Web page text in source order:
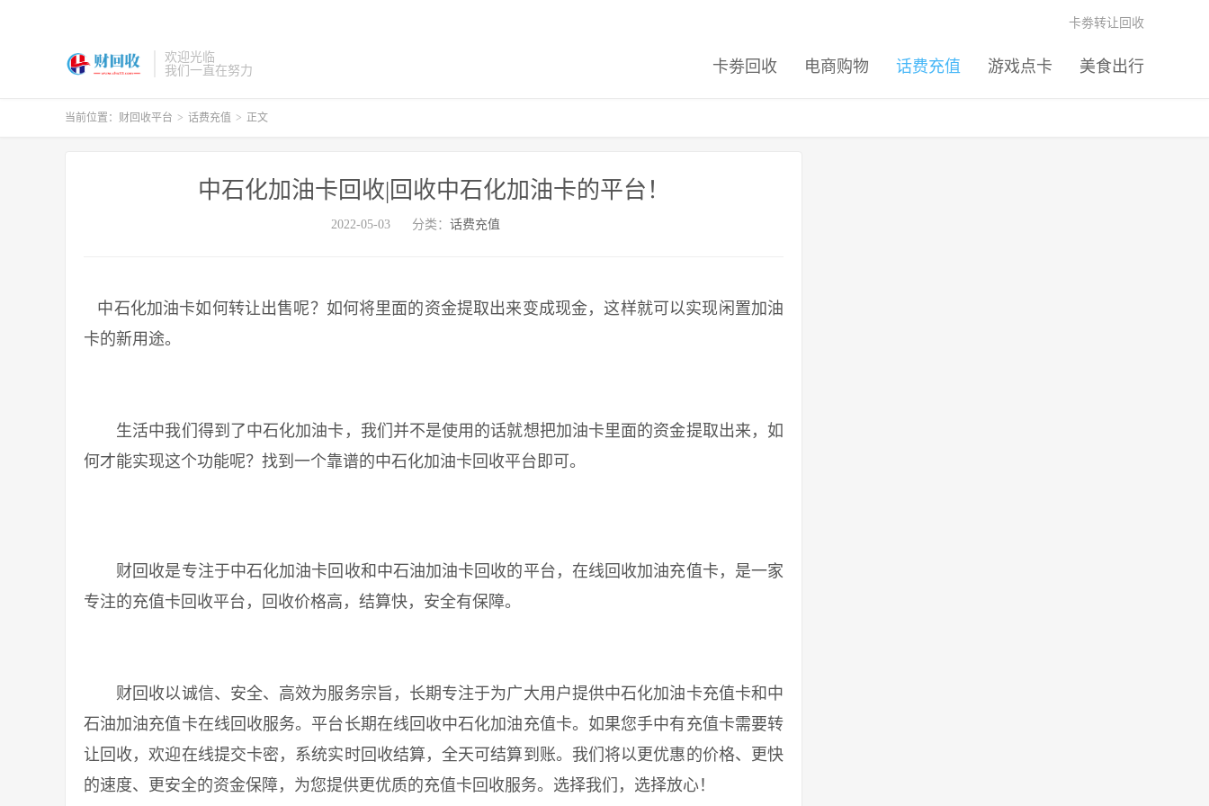
欢迎光临
我们一直在努力
卡劵回收 电商购物 话费充值 游戏点卡 美食出行
卡劵转让回收
当前位置： 财回收平台 > 话费充值 > 正文
中石化加油卡回收|回收中石化加油卡的平台！
2022-05-03 分类： 话费充值
中石化加油卡如何转让出售呢？如何将里面的资金提取出来变成现金，这样就可以实现闲置加油
卡的新用途。
生活中我们得到了中石化加油卡，我们并不是使用的话就想把加油卡里面的资金提取出来，如
何才能实现这个功能呢？找到一个靠谱的中石化加油卡回收平台即可。
财回收是专注于中石化加油卡回收和中石油加油卡回收的平台，在线回收加油充值卡，是一家
专注的充值卡回收平台，回收价格高，结算快，安全有保障。
财回收以诚信、安全、高效为服务宗旨，长期专注于为广大用户提供中石化加油卡充值卡和中
石油加油充值卡在线回收服务。平台长期在线回收中石化加油充值卡。如果您手中有充值卡需要转
让回收，欢迎在线提交卡密，系统实时回收结算，全天可结算到账。我们将以更优惠的价格、更快
的速度、更安全的资金保障，为您提供更优质的充值卡回收服务。选择我们，选择放心！